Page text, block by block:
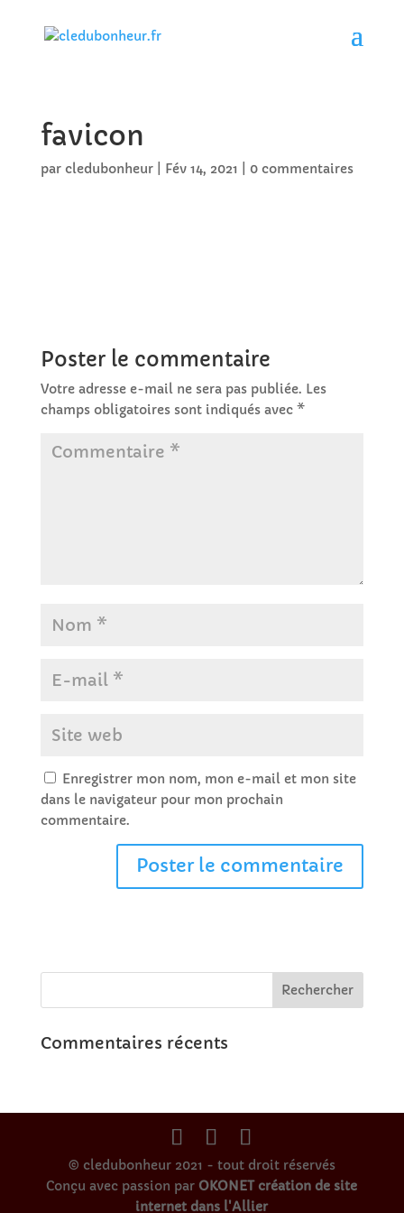
favicon
par cledubonheur| Fév 14, 2021 0 commentaires
Poster le commentaire
Votre adresse e-mail ne sera pas publiée. Les
champs obligatoires sont indiqués avec *
Enregistrer mon nom, mon e-mail et mon site
dans le navigateur pour mon prochain
commentaire.
Commentaires récents
© cledubonheur 2021 - tout droit réservés
Conçu avec passion par OKONET création de site
internet dans l'Allier